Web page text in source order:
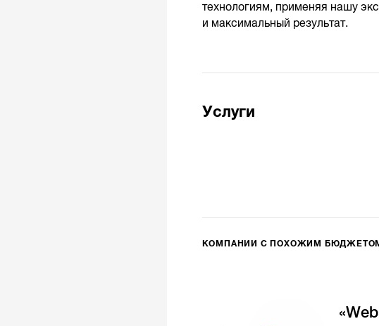
технологиям, применяя нашу
и максимальный результат.
Услуги
КОМПАНИИ С ПОХОЖИМ